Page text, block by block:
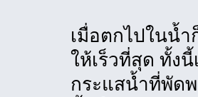
เมื่อตกไปในน้ำ
ให้เร็วที่สุด ทั้ง
กระแสน้ำที่พัด